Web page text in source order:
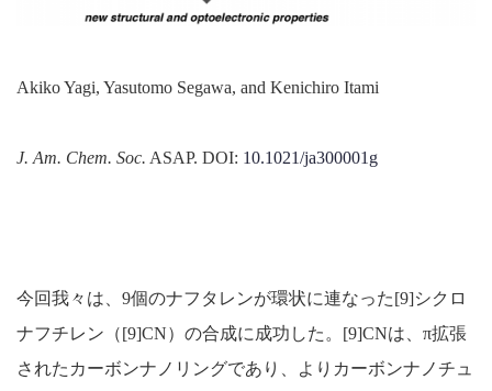
Akiko Yagi, Yasutomo Segawa, and Kenichiro Itami
J. Am. Chem. Soc. ASAP. DOI: 10.1021/ja300001g
今回我々は、9個のナフタレンが環状に連なった[9]シクロ
ナフチレン（[9]CN）の合成に成功した。[9]CNは、π拡張
されたカーボンナノリングであり、よりカーボンナノチュ